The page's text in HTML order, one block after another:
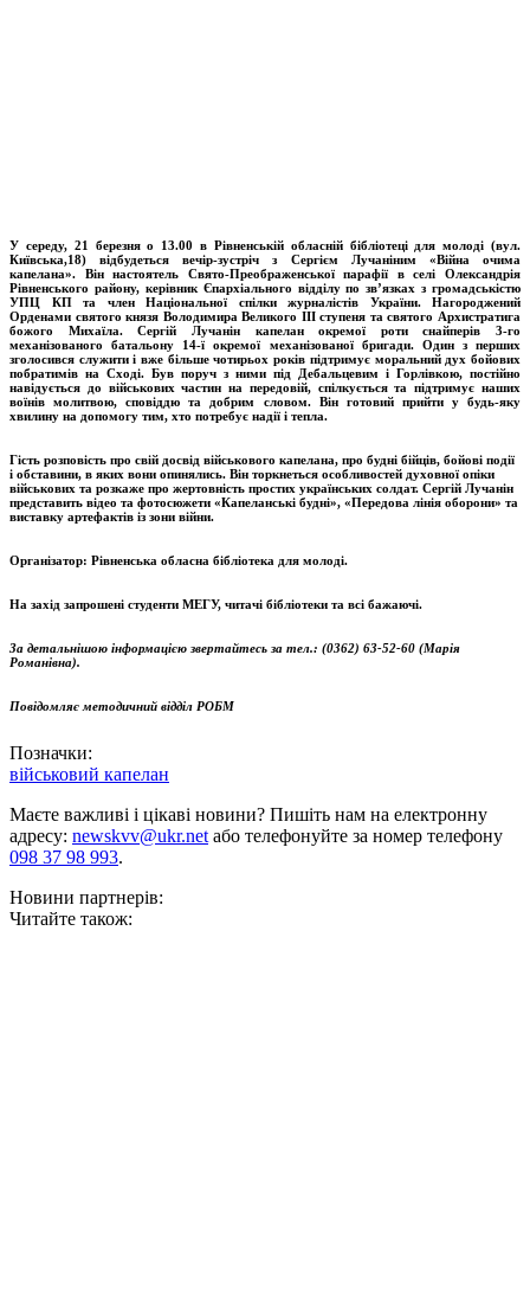
У середу, 21 березня о 13.00 в Рівненській обласній бібліотеці для молоді (вул.
Київська,18) відбудеться вечір-зустріч з Сергієм Лучаніним «Війна очима
капелана». Він настоятель Свято-Преображенської парафії в селі Олександрія
Рівненського району, керівник Єпархіального відділу по зв’язках з громадськістю
УПЦ КП та член Національної спілки журналістів України. Нагороджений
Орденами святого князя Володимира Великого IIIступеня та святого Архистратига
божого Михаїла. Сергій Лучанін капелан окремої роти снайперів 3-го
механізованого батальону 14-ї окремої механізованої бригади. Один з перших
зголосився служити і вже більше чотирьох років підтримує моральний дух бойових
побратимів на Сході. Був поруч з ними під Дебальцевим і Горлівкою, постійно
навідується до військових частин на передовій, спілкується та підтримує наших
воїнів молитвою, сповіддю та добрим словом. Він готовий прийти у будь-яку
хвилину на допомогу тим, хто потребує надії і тепла.
Гість розповість про свій досвід військового капелана, про будні бійців, бойові події
і обставини, в яких вони опинялись. Він торкнеться особливостей духовної опіки
військових та розкаже про жертовність простих українських солдат. Сергій Лучанін
представить відео та фотосюжети «Капеланські будні», «Передова лінія оборони» та
виставку артефактів із зони війни.
Організатор: Рівненська обласна бібліотека для молоді.
На захід запрошені студенти МЕГУ, читачі бібліотеки та всі бажаючі.
За детальнішою інформацією звертайтесь за тел.: (0362) 63-52-60 (Марія
Романівна).
Повідомляє методичний відділ РОБМ
Позначки:
військовий капелан
Маєте важливі і цікаві новини? Пишіть нам на електронну
адресу: newskvv@ukr.net або телефонуйте за номер телефону
098 37 98 993.
Новини партнерів:
Читайте також: